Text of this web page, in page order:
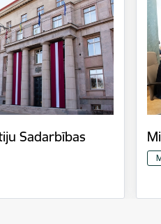
Sadarbības